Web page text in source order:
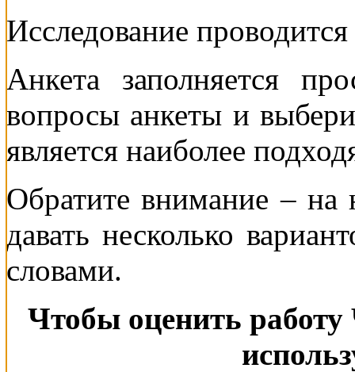
Исследование
Анкета заполняется
вопросы анкеты и
является наиболее
Обратите внимание –
давать несколько
словами.
Чтобы оценить